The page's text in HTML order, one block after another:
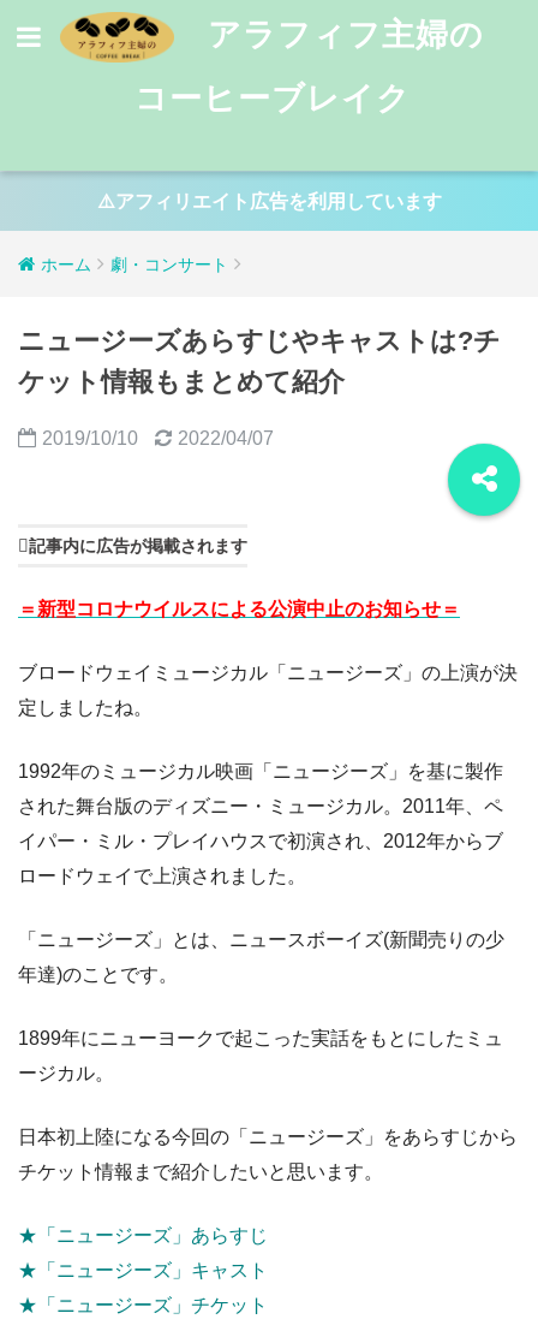
アラフィフ主婦の
コーヒーブレイク
⚠️アフィリエイト広告を利用しています
ホーム 劇・コンサート
ニュージーズあらすじやキャストは?チ
ケット情報もまとめて紹介
2019/10/10 2022/04/07
記事内に広告が掲載されます
＝新型コロナウイルスによる公演中止のお知らせ＝
ブロードウェイミュージカル「 ニュージーズ 」の上演が決
定しましたね。
1992年のミュージカル映画「ニュージーズ」を基に製作
された舞台版のディズニー・ミュージカル。2011年、ペ
イパー・ミル・プレイハウスで初演され、2012年からブ
ロードウェイで上演されました。
「ニュージーズ」とは、ニュースボーイズ(新聞売りの少
年達)のことです。
1899年にニューヨークで起こった実話をもとにしたミュ
ージカル。
日本初上陸になる今回の「ニュージーズ」をあらすじから
チケット情報まで紹介したいと思います。
★「ニュージーズ」あらすじ
★「ニュージーズ」キャスト
★「ニュージーズ」チケット